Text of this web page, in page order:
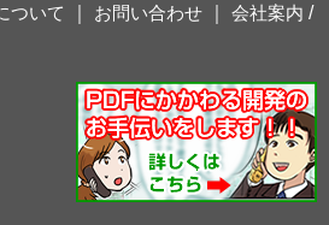
ついて お問い合わせ 会社案内 /